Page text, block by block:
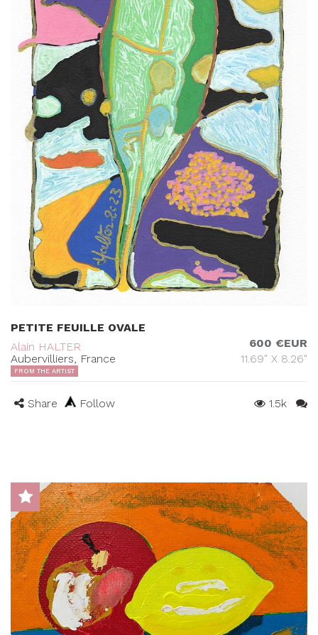
PETITE FEUILLE OVALE
Alain HALTER
Aubervilliers, France
600 €EUR
11.69" X 8.26"
FROM THE ARTIST
Share Follow 1.5k